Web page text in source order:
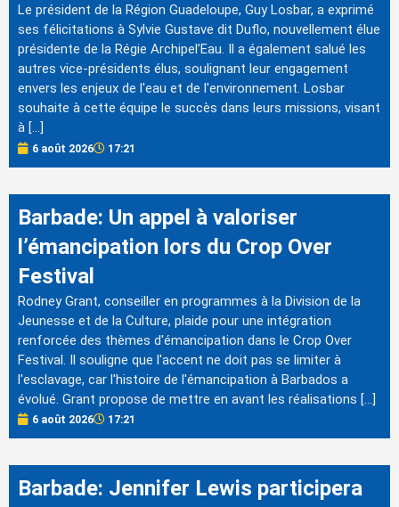
Le président de la Région Guadeloupe, Guy Losbar, a exprimé
ses félicitations à Sylvie Gustave dit Duflo, nouvellement élue
présidente de la Régie Archipel’Eau. Il a également salué les
autres vice-présidents élus, soulignant leur engagement
envers les enjeux de l'eau et de l'environnement. Losbar
souhaite à cette équipe le succès dans leurs missions, visant
à […]
6 août 2026 17:21
Barbade: Un appel à valoriser
l’émancipation lors du Crop Over
Festival
Rodney Grant, conseiller en programmes à la Division de la
Jeunesse et de la Culture, plaide pour une intégration
renforcée des thèmes d'émancipation dans le Crop Over
Festival. Il souligne que l'accent ne doit pas se limiter à
l'esclavage, car l'histoire de l'émancipation à Barbados a
évolué. Grant propose de mettre en avant les réalisations […]
6 août 2026 17:21
Barbade: Jennifer Lewis participera